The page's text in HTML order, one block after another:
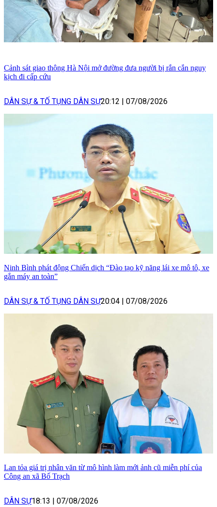
Cảnh sát giao thông Hà Nội mở đường đưa người bị rắn cắn nguy
kịch đi cấp cứu
DÂN SỰ & TỐ TỤNG DÂN SỰ20:12 07/08/2026
Ninh Bình phát động Chiến dịch “Đào tạo kỹ năng lái xe mô tô, xe
gắn máy an toàn”
DÂN SỰ & TỐ TỤNG DÂN SỰ20:04 07/08/2026
Lan tỏa giá trị nhân văn từ mô hình làm mới ảnh cũ miễn phí của
Công an xã Bố Trạch
DÂN SỰ18:13 07/08/2026